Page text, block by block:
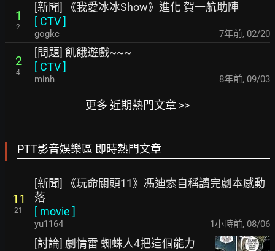
1
2
[新聞] 《我愛冰冰Show》進化 賀一航助陣
[ CTV]
gogkc 7年前, 02/20
2
4
[問題] 飢餓遊戲~~~
[ CTV]
minh 8年前, 09/03
更多 近期熱門文章 >>
PTT影音娛樂區 即時熱門文章
11
21
[新聞] 《玩命關頭11》馮迪索自稱讀完劇本感動
落
[ movie ]
yu1164 1小時前, 08/06
[討論] 劇情雷 蜘蛛人4把這個能力